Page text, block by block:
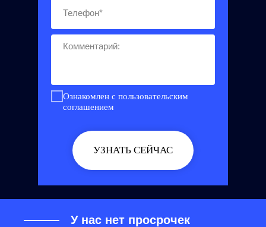
Ознакомлен с пользовательским
соглашением
УЗНАТЬ СЕЙЧАС
У нас нет просрочек